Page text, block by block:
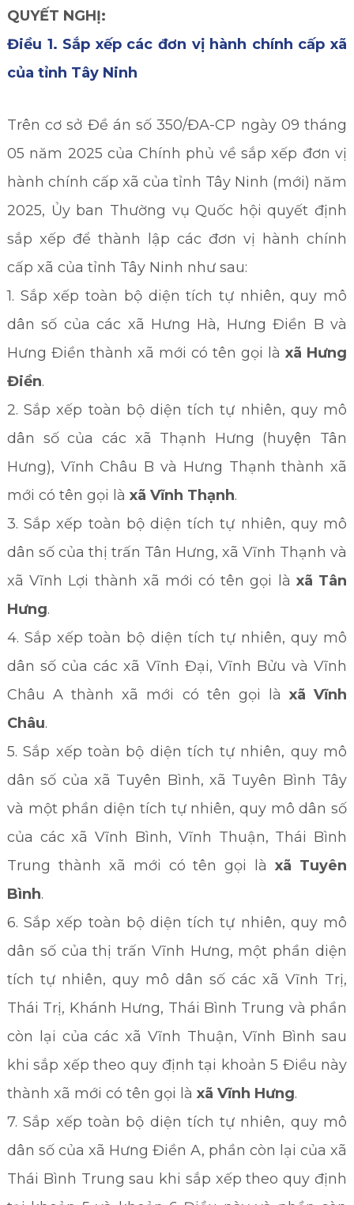
QUYẾT NGHỊ:
Điều 1. Sắp xếp các đơn vị hành chính cấp xã
của tỉnh Tây Ninh
Trên cơ sở Đề án số 350/ĐA-CP ngày 09 tháng
05 năm 2025 của Chính phủ về sắp xếp đơn vị
hành chính cấp xã của tỉnh Tây Ninh (mới) năm
2025, Ủy ban Thường vụ Quốc hội quyết định
sắp xếp để thành lập các đơn vị hành chính
cấp xã của tỉnh Tây Ninh như sau:
1. Sắp xếp toàn bộ diện tích tự nhiên, quy mô
dân số của các xã Hưng Hà, Hưng Điền B và
Hưng Điền thành xã mới có tên gọi làxã Hưng
Điền.
2. Sắp xếp toàn bộ diện tích tự nhiên, quy mô
dân số của các xã Thạnh Hưng (huyện Tân
Hưng), Vĩnh Châu B và Hưng Thạnh thành xã
mới có tên gọi là xã Vĩnh Thạnh.
3. Sắp xếp toàn bộ diện tích tự nhiên, quy mô
dân số của thị trấn Tân Hưng, xã Vĩnh Thạnh và
xã Vĩnh Lợi thành xã mới có tên gọi là xã Tân
Hưng.
4. Sắp xếp toàn bộ diện tích tự nhiên, quy mô
dân số của các xã Vĩnh Đại, Vĩnh Bửu và Vĩnh
Châu A thành xã mới có tên gọi là xã Vĩnh
Châu.
5. Sắp xếp toàn bộ diện tích tự nhiên, quy mô
dân số của xã Tuyên Bình, xã Tuyên Bình Tây
và một phần diện tích tự nhiên, quy mô dân số
của các xã Vĩnh Bình, Vĩnh Thuận, Thái Bình
Trung thành xã mới có tên gọi làxã Tuyên
Bình.
6. Sắp xếp toàn bộ diện tích tự nhiên, quy mô
dân số của thị trấn Vĩnh Hưng, một phần diện
tích tự nhiên, quy mô dân số các xã Vĩnh Trị,
Thái Trị, Khánh Hưng, Thái Bình Trung và phần
còn lại của các xã Vĩnh Thuận, Vĩnh Bình sau
khi sắp xếp theo quy định tại khoản 5 Điều này
thành xã mới có tên gọi là xã Vĩnh Hưng.
7. Sắp xếp toàn bộ diện tích tự nhiên, quy mô
dân số của xã Hưng Điền A, phần còn lại của xã
Thái Bình Trung sau khi sắp xếp theo quy định